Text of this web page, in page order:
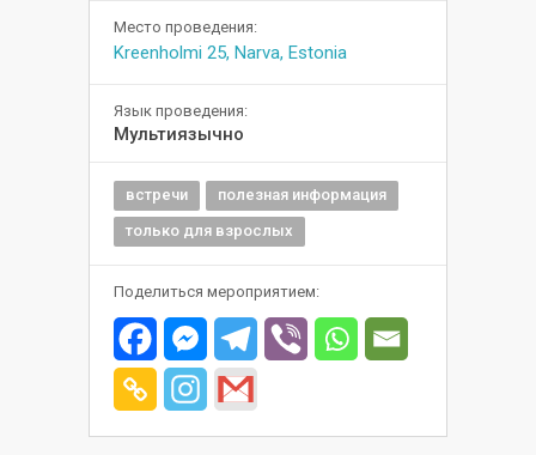
Место проведения:
Kreenholmi 25, Narva, Estonia
Язык проведения:
Мультиязычно
встречи
полезная информация
только для взрослых
Поделиться мероприятием: